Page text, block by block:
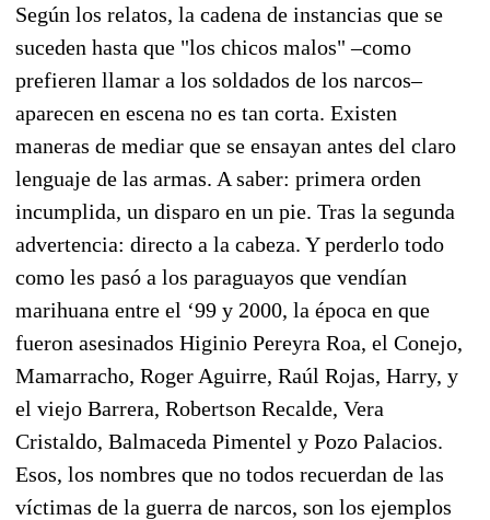
Según los relatos, la cadena de instancias que se
suceden hasta que "los chicos malos" –como
prefieren llamar a los soldados de los narcos–
aparecen en escena no es tan corta. Existen
maneras de mediar que se ensayan antes del claro
lenguaje de las armas. A saber: primera orden
incumplida, un disparo en un pie. Tras la segunda
advertencia: directo a la cabeza. Y perderlo todo
como les pasó a los paraguayos que vendían
marihuana entre el ‘99 y 2000, la época en que
fueron asesinados Higinio Pereyra Roa, el Conejo,
Mamarracho, Roger Aguirre, Raúl Rojas, Harry, y
el viejo Barrera, Robertson Recalde, Vera
Cristaldo, Balmaceda Pimentel y Pozo Palacios.
Esos, los nombres que no todos recuerdan de las
víctimas de la guerra de narcos, son los ejemplos